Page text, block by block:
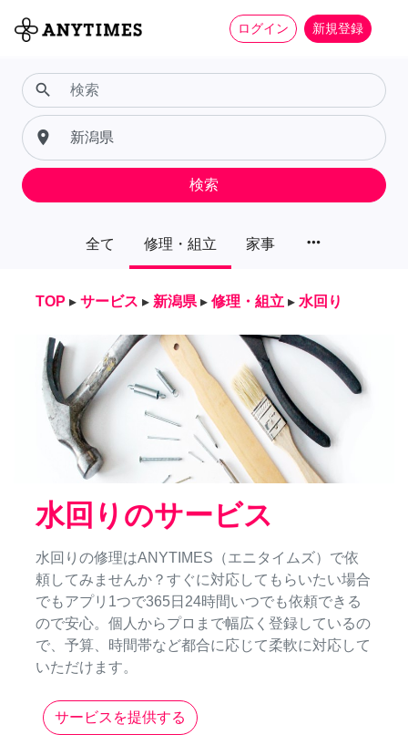
ログイン 新規登録
全て 修理・組立 家事 more_horiz
search
place
検索
TOP ▸ サービス ▸ 新潟県 ▸ 修理・組立 ▸ 水回り
水回りのサービス
水回りの修理はANYTIMES（エニタイムズ）で依
頼してみませんか？すぐに対応してもらいたい場合
でもアプリ1つで365日24時間いつでも依頼できる
ので安心。個人からプロまで幅広く登録しているの
で、予算、時間帯など都合に応じて柔軟に対応して
いただけます。
サービスを提供する